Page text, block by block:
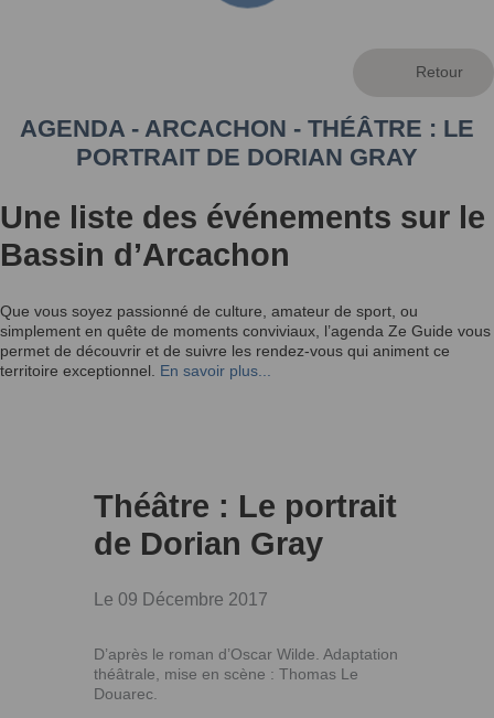
AGENDA - ARCACHON - THÉÂTRE : LE
PORTRAIT DE DORIAN GRAY
Une liste des événements sur le
Bassin d’Arcachon
Que vous soyez passionné de culture, amateur de sport, ou
simplement en quête de moments conviviaux, l’agenda Ze Guide vous
permet de découvrir et de suivre les rendez-vous qui animent ce
territoire exceptionnel. En savoir plus...
Théâtre : Le portrait
de Dorian Gray
Le 09 Décembre 2017
D’après le roman d’Oscar Wilde. Adaptation
théâtrale, mise en scène : Thomas Le
Douarec.